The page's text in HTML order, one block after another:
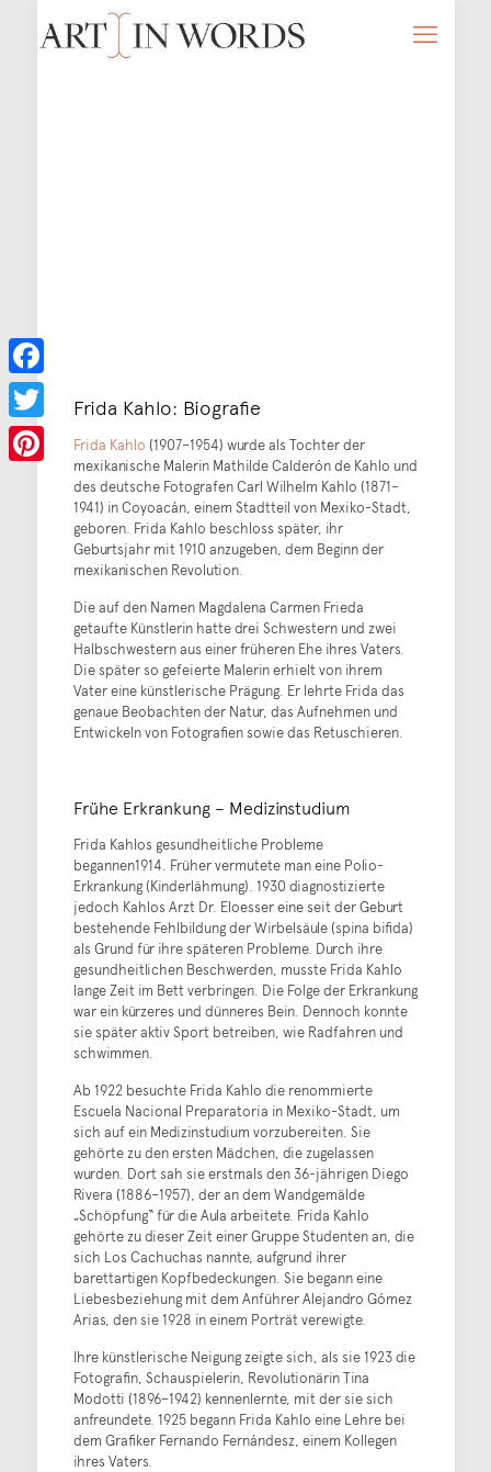
Frida Kahlo: Biografie
Frida Kahlo (1907–1954) wurde als Tochter der
mexikanische Malerin Mathilde Calderón de Kahlo und
des deutsche Fotografen Carl Wilhelm Kahlo (1871–
1941) in Coyoacán, einem Stadtteil von Mexiko-Stadt,
geboren. Frida Kahlo beschloss später, ihr
Geburtsjahr mit 1910 anzugeben, dem Beginn der
mexikanischen Revolution.
Die auf den Namen Magdalena Carmen Frieda
getaufte Künstlerin hatte drei Schwestern und zwei
Halbschwestern aus einer früheren Ehe ihres Vaters.
Die später so gefeierte Malerin erhielt von ihrem
Vater eine künstlerische Prägung. Er lehrte Frida das
genaue Beobachten der Natur, das Aufnehmen und
Entwickeln von Fotografien sowie das Retuschieren.
Frühe Erkrankung – Medizinstudium
Frida Kahlos gesundheitliche Probleme
begannen1914. Früher vermutete man eine Polio-
Erkrankung (Kinderlähmung). 1930 diagnostizierte
jedoch Kahlos Arzt Dr. Eloesser eine seit der Geburt
bestehende Fehlbildung der Wirbelsäule (spina bifida)
als Grund für ihre späteren Probleme. Durch ihre
gesundheitlichen Beschwerden, musste Frida Kahlo
lange Zeit im Bett verbringen. Die Folge der Erkrankung
war ein kürzeres und dünneres Bein. Dennoch konnte
sie später aktiv Sport betreiben, wie Radfahren und
schwimmen.
Ab 1922 besuchte Frida Kahlo die renommierte
Escuela Nacional Preparatoria in Mexiko-Stadt, um
sich auf ein Medizinstudium vorzubereiten. Sie
gehörte zu den ersten Mädchen, die zugelassen
wurden. Dort sah sie erstmals den 36-jährigen Diego
Rivera (1886–1957), der an dem Wandgemälde
„Schöpfung“ für die Aula arbeitete. Frida Kahlo
gehörte zu dieser Zeit einer Gruppe Studenten an, die
sich Los Cachuchas nannte, aufgrund ihrer
barettartigen Kopfbedeckungen. Sie begann eine
Liebesbeziehung mit dem Anführer Alejandro Gómez
Arias, den sie 1928 in einem Porträt verewigte.
Ihre künstlerische Neigung zeigte sich, als sie 1923 die
Fotografin, Schauspielerin, Revolutionärin Tina
Modotti (1896–1942) kennenlernte, mit der sie sich
anfreundete. 1925 begann Frida Kahlo eine Lehre bei
dem Grafiker Fernando Fernándesz, einem Kollegen
ihres Vaters.
Facebook
Twitter